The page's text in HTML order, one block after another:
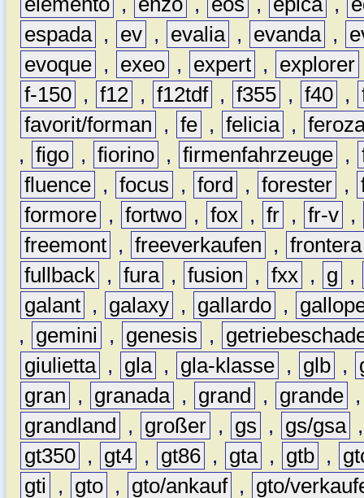
espada , ev , evalia , evanda ,
evoque , exeo , expert , explorer
f-150 , f12 , f12tdf , f355 , f40 ,
favorit/forman
, fe , felicia ,
, figo , fiorino , firmenfahrzeuge ,
fluence , focus , ford , forester ,
formore , fortwo , fox , fr , fr-v ,
freemont , freeverkaufen , frontera
fullback , fura , fusion , fxx , g
,
galant , galaxy , gallardo ,
,
gemini , genesis ,
giulietta , gla , gla-klasse , glb ,
gran
, granada , grand , grande
grandland
, großer , gs , gs/gsa
gt350 , gt4 , gt86 , gta , gtb ,
gti
, gto , gto/ankauf ,
gto/